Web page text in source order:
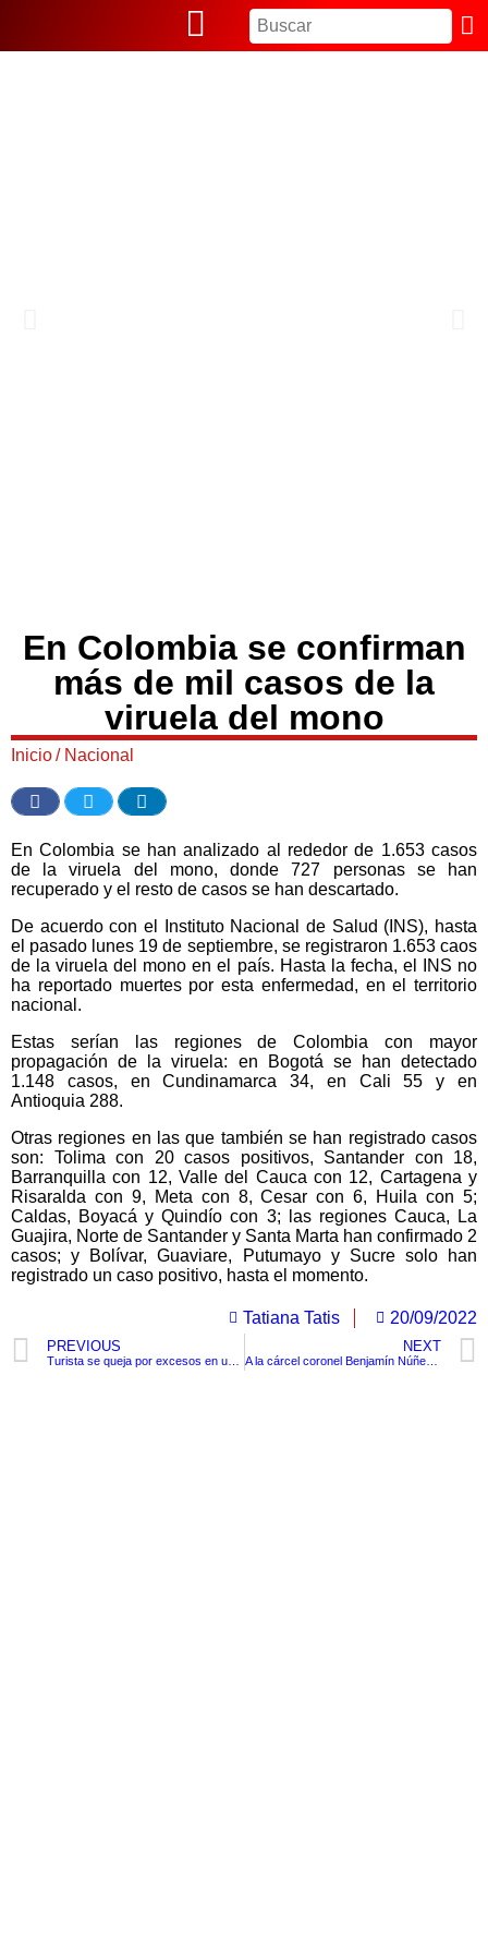
En Colombia se confirman
más de mil casos de la
viruela del mono
Inicio/ Nacional
En Colombia se han analizado al rededor de 1.653 casos
de la viruela del mono, donde 727 personas se han
recuperado y el resto de casos se han descartado.
De acuerdo con el Instituto Nacional de Salud (INS), hasta
el pasado lunes 19 de septiembre, se registraron 1.653 caos
de la viruela del mono en el país. Hasta la fecha, el INS no
ha reportado muertes por esta enfermedad, en el territorio
nacional.
Estas serían las regiones de Colombia con mayor
propagación de la viruela: en Bogotá se han detectado
1.148 casos, en Cundinamarca 34, en Cali 55 y en
Antioquia 288.
Otras regiones en las que también se han registrado casos
son: Tolima con 20 casos positivos, Santander con 18,
Barranquilla con 12, Valle del Cauca con 12, Cartagena y
Risaralda con 9, Meta con 8, Cesar con 6, Huila con 5;
Caldas, Boyacá y Quindío con 3; las regiones Cauca, La
Guajira, Norte de Santander y Santa Marta han confirmado 2
casos; y Bolívar, Guaviare, Putumayo y Sucre solo han
registrado un caso positivo, hasta el momento.
Tatiana Tatis 20/09/2022
PREVIOUS NEXT
A la cárcel coronel Benjamín Núñez por asesinato de tres jóvenes en Sucre